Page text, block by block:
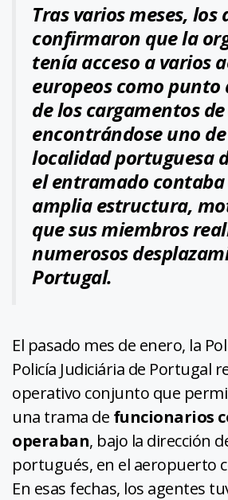
Tras varios meses, los
confirmaron que la
tenía acceso a varios
europeos como punto
de los cargamentos
encontrándose uno
localidad portuguesa
el entramado
amplia estructura,
que sus miembros
numerosos
Portugal.
El pasado mes de enero, la
Policía Judiciária de Portugal
operativo conjunto que
una trama de funcionarios
operaban, bajo la dirección
portugués, en el aeropuerto
En esas fechas, los agentes